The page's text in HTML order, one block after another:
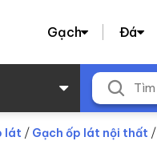
Gạch Đá
lát / Gạch ốp lát nội thất /